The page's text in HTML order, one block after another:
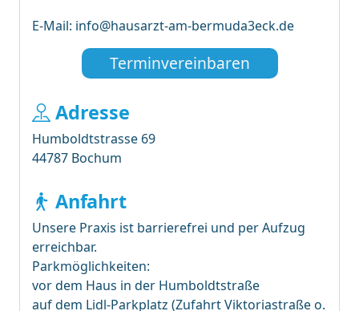
E-Mail: info@hausarzt-am-bermuda3eck.de
Terminvereinbaren
Adresse
Humboldtstrasse 69
44787 Bochum
Anfahrt
Unsere Praxis ist barrierefrei und per Aufzug
erreichbar.
Parkmöglichkeiten:
vor dem Haus in der Humboldtstraße
auf dem Lidl-Parkplatz (Zufahrt Viktoriastraße o.